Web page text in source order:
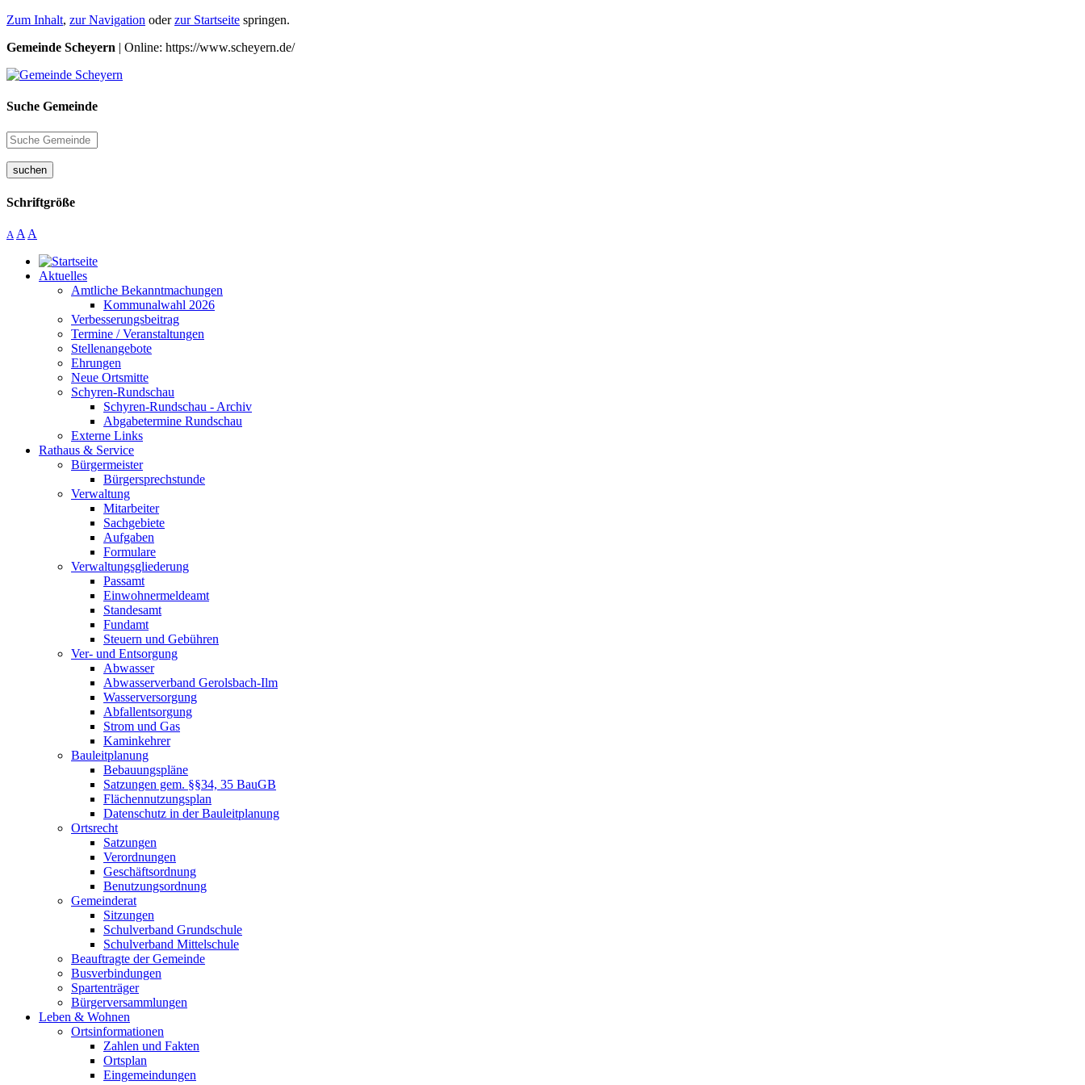
Zum Inhalt, zur Navigation oderzur Startseite springen.
Gemeinde Scheyern | Online: https://www.scheyern.de/
Suche Gemeinde
suchen
Schriftgröße
A A A
Aktuelles
Amtliche Bekanntmachungen
Kommunalwahl 2026
Verbesserungsbeitrag
Termine / Veranstaltungen
Stellenangebote
Ehrungen
Neue Ortsmitte
Schyren-Rundschau
Schyren-Rundschau - Archiv
Abgabetermine Rundschau
Externe Links
Rathaus & Service
Bürgermeister
Bürgersprechstunde
Verwaltung
Mitarbeiter
Sachgebiete
Aufgaben
Formulare
Verwaltungsgliederung
Passamt
Einwohnermeldeamt
Standesamt
Fundamt
Steuern und Gebühren
Ver- und Entsorgung
Abwasser
Abwasserverband Gerolsbach-Ilm
Wasserversorgung
Abfallentsorgung
Strom und Gas
Kaminkehrer
Bauleitplanung
Bebauungspläne
Satzungen gem. §§34, 35 BauGB
Flächennutzungsplan
Datenschutz in der Bauleitplanung
Ortsrecht
Satzungen
Verordnungen
Geschäftsordnung
Benutzungsordnung
Gemeinderat
Sitzungen
Schulverband Grundschule
Schulverband Mittelschule
Beauftragte der Gemeinde
Busverbindungen
Spartenträger
Bürgerversammlungen
Leben & Wohnen
Ortsinformationen
Zahlen und Fakten
Ortsplan
Eingemeindungen